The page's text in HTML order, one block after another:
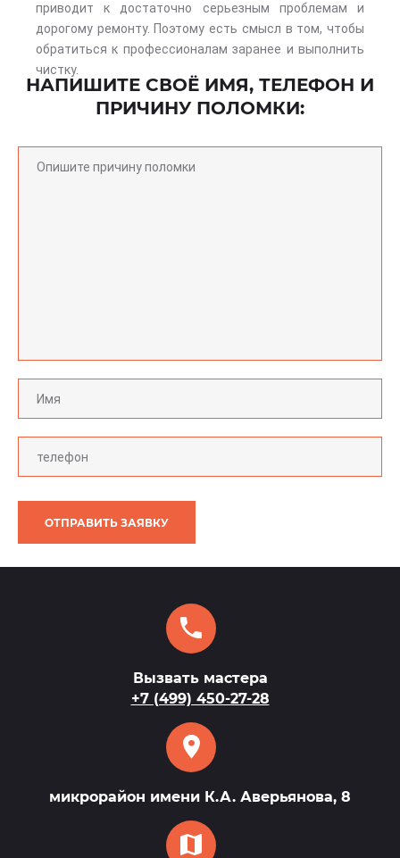
приводит к достаточно серьезным проблемам и
дорогому ремонту. Поэтому есть смысл в том, чтобы
обратиться к профессионалам заранее и выполнить
чистку.
НАПИШИТЕ СВОЁ ИМЯ, ТЕЛЕФОН И
ПРИЧИНУ ПОЛОМКИ:
ОТПРАВИТЬ ЗАЯВКУ
Вызвать мастера
+7 (499) 450-27-28
микрорайон имени К.А. Аверьянова, 8